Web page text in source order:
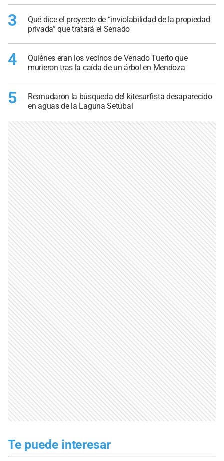
3
Qué dice el proyecto de “inviolabilidad de la propiedad
privada” que tratará el Senado
4
Quiénes eran los vecinos de Venado Tuerto que
murieron tras la caída de un árbol en Mendoza
5
Reanudaron la búsqueda del kitesurfista desaparecido
en aguas de la Laguna Setúbal
Te puede interesar